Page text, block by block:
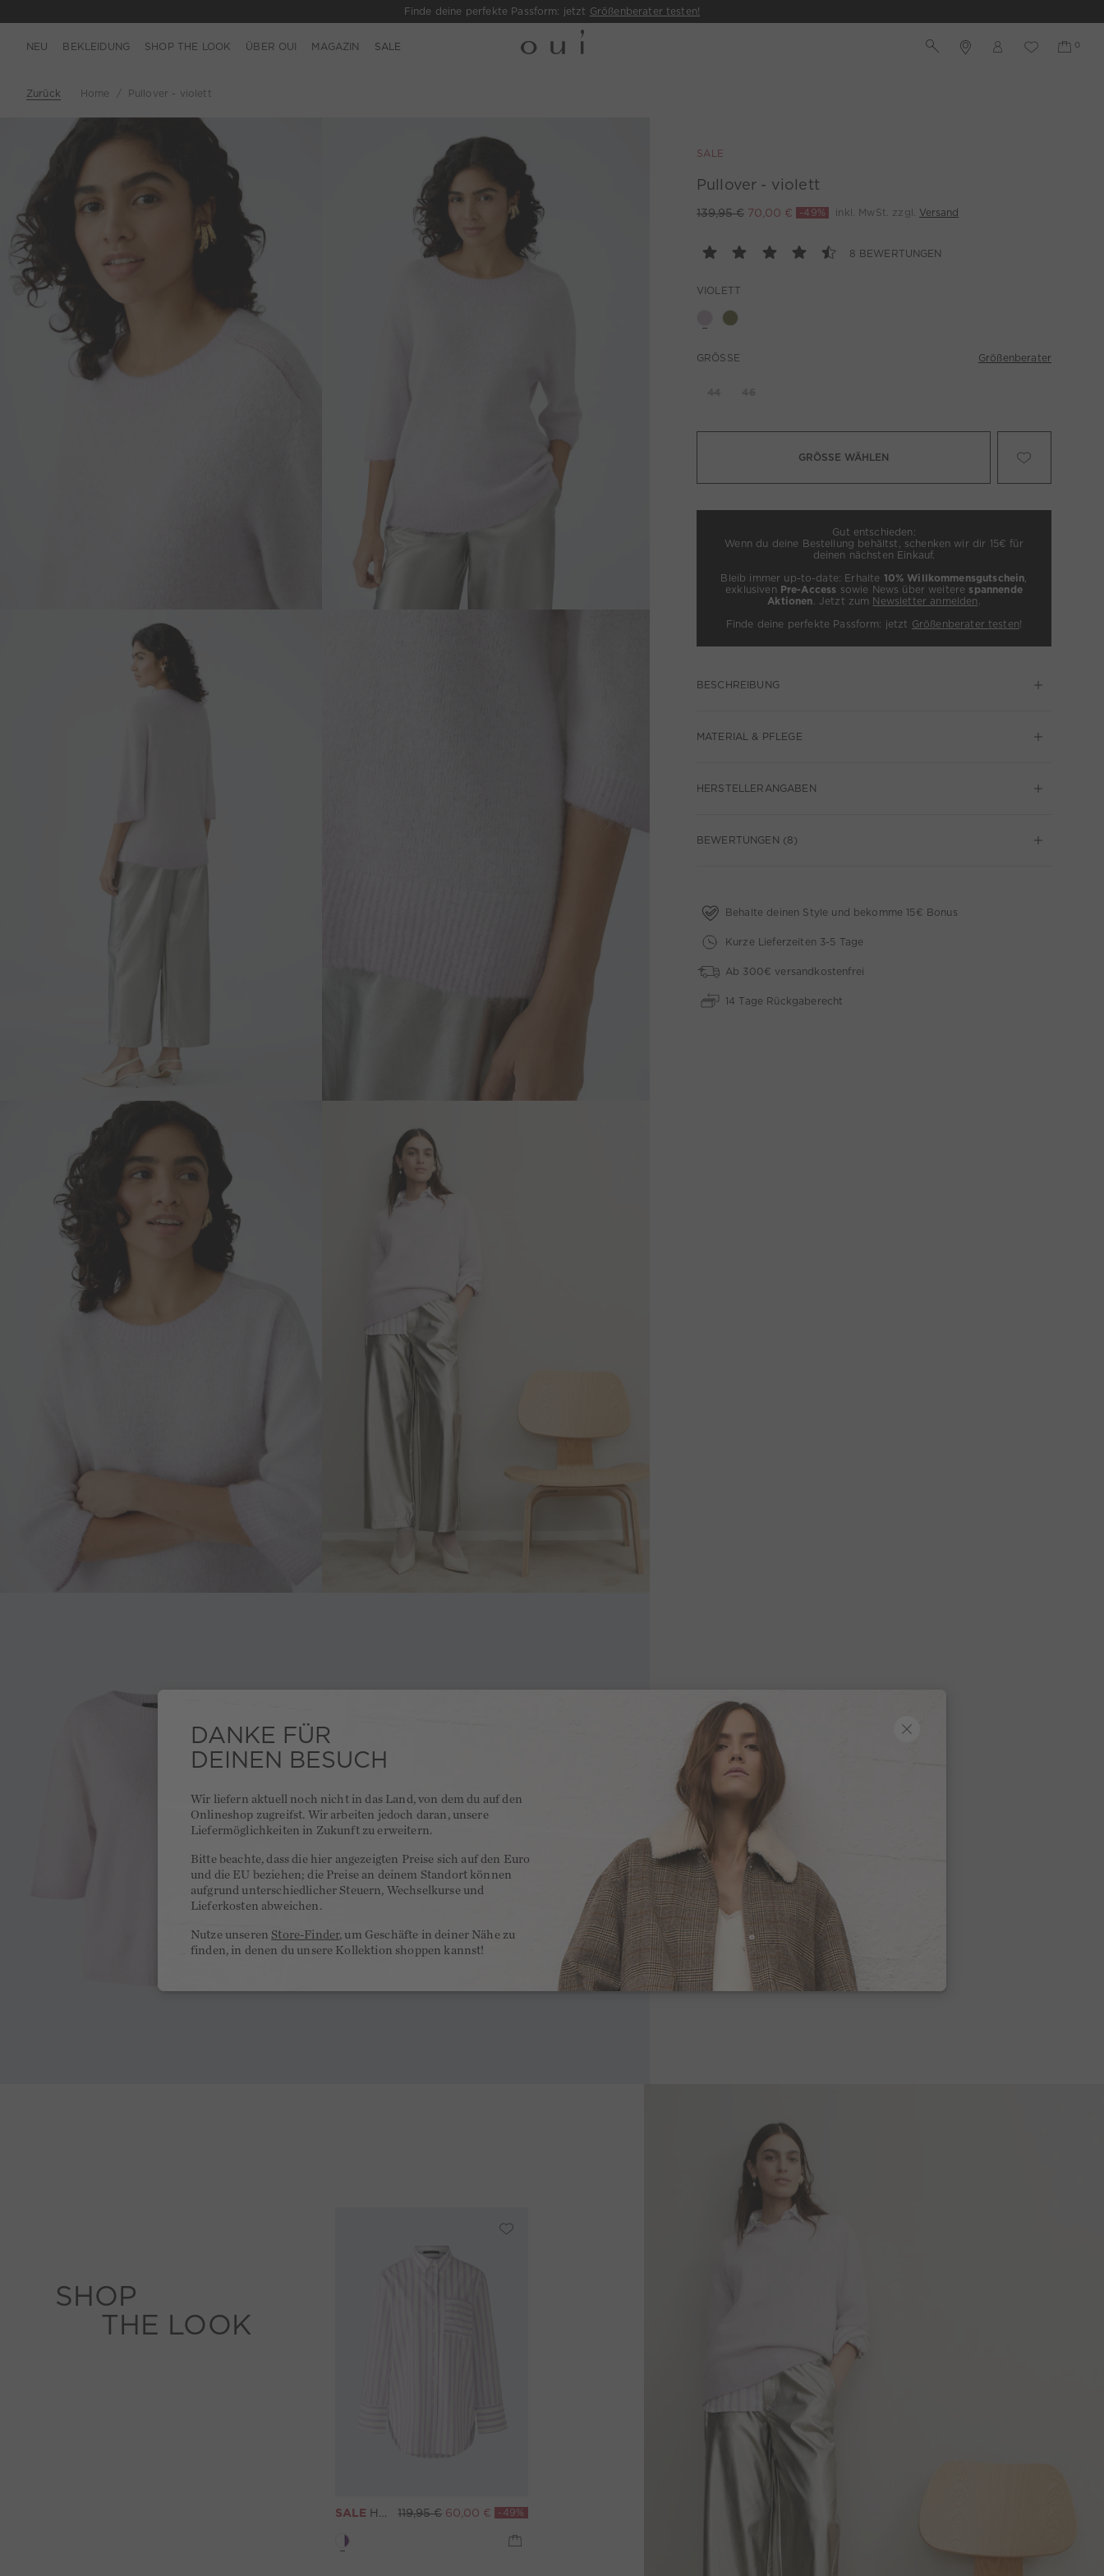
Finde deine perfekte Passform: jetzt Größenberater testen!
NEU BEKLEIDUNG SHOP THE LOOK ÜBER OUI MAGAZIN SALE
Zurück Home Pullover - violett
SALE
Pullover - violett
139,95 € 70,00 € -49% inkl. MwSt. zzgl. Versand
8 BEWERTUNGEN
VIOLETT
GRÖSSE Größenberater
GRÖSSE WÄHLEN
Gut entschieden:
Wenn du deine Bestellung behältst, schenken wir dir 15€ für
deinen nächsten Einkauf.
Bleib immer up-to-date: Erhalte 10% Willkommensgutschein,
exklusiven Pre-Access sowie News über weitere spannende
Aktionen. Jetzt zum Newsletter anmelden .
Finde deine perfekte Passform: jetzt Größenberater testen!
BESCHREIBUNG
MATERIAL & PFLEGE
HERSTELLERANGABEN
BEWERTUNGEN (8)
Behalte deinen Style und bekomme 15€ Bonus
Kurze Lieferzeiten 3-5 Tage
Ab 300€ versandkostenfrei
14 Tage Rückgaberecht
SHOP
THE LOOK
SALE Hemdbluse - white violett 119,95 € 60,00 € -49%
DANKE FÜR
DEINEN BESUCH
Wir liefern aktuell noch nicht in das Land, von dem du auf den
Onlineshop zugreifst. Wir arbeiten jedoch daran, unsere
Liefermöglichkeiten in Zukunft zu erweitern.
Bitte beachte, dass die hier angezeigten Preise sich auf den Euro
und die EU beziehen; die Preise an deinem Standort können
aufgrund unterschiedlicher Steuern, Wechselkurse und
Lieferkosten abweichen.
Nutze unseren Store-Finder, um Geschäfte in deiner Nähe zu
finden, in denen du unsere Kollektion shoppen kannst!